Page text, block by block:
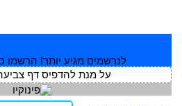
לנרשמים מגיע יותר! הרשמו
על מנת להדפיס דף